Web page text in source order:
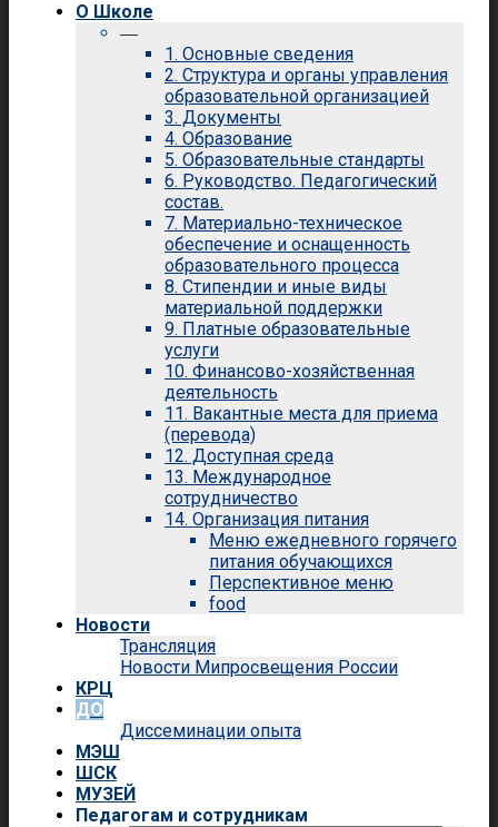
О Школе
—
1. Основные сведения
2. Структура и органы управления
образовательной организацией
3. Документы
4. Образование
5. Образовательные стандарты
6. Руководство. Педагогический
состав.
7. Материально-техническое
обеспечение и оснащенность
образовательного процесса
8. Стипендии и иные виды
материальной поддержки
9. Платные образовательные
услуги
10. Финансово-хозяйственная
деятельность
11. Вакантные места для приема
(перевода)
12. Доступная среда
13. Международное
сотрудничество
14. Организация питания
Меню ежедневного горячего
питания обучающихся
Перспективное меню
food
Новости
Трансляция
Новости Мипросвещения России
КРЦ
ДО
Диссеминации опыта
МЭШ
ШСК
МУЗЕЙ
Педагогам и сотрудникам